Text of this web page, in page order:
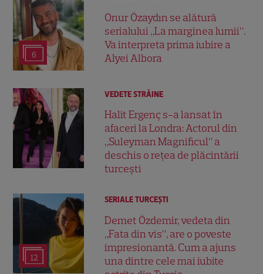
6
Onur Özaydın se alătură
serialului „La marginea lumii”.
Va interpreta prima iubire a
Alyei Albora
VEDETE STRĂINE
Halit Ergenç s-a lansat în
afaceri la Londra: Actorul din
„Suleyman Magnificul” a
deschis o rețea de plăcintării
turcești
12
SERIALE TURCEŞTI
Demet Özdemir, vedeta din
„Fata din vis”, are o poveste
impresionantă. Cum a ajuns
una dintre cele mai iubite